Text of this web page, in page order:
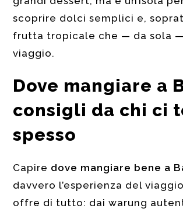
scoprire dolci semplici e,
frutta tropicale che — da sola
viaggio.
Dove mangiare a
consigli da chi ci
spesso
Capire dove mangiare bene a
davvero l’esperienza del
offre di tutto: dai warung